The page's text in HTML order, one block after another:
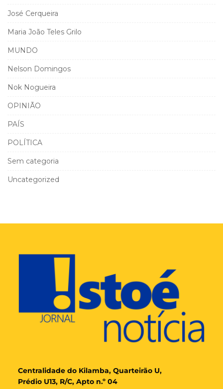
José Cerqueira
Maria João Teles Grilo
MUNDO
Nelson Domingos
Nok Nogueira
OPINIÃO
PAÍS
POLÍTICA
Sem categoria
Uncategorized
Centralidade do Kilamba, Quarteirão U,
Prédio U13, R/C, Apto n.º 04